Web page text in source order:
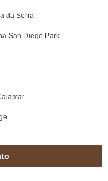
da Serra
San Diego Park